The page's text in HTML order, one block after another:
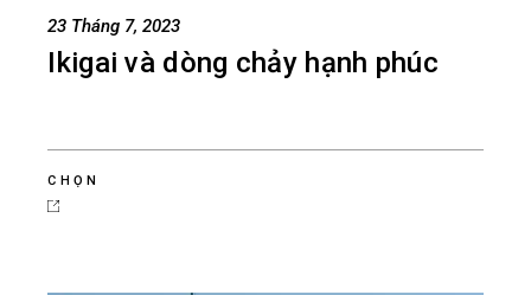
23 Tháng 7, 2023
Ikigai và dòng chảy hạnh phúc
CHỌN